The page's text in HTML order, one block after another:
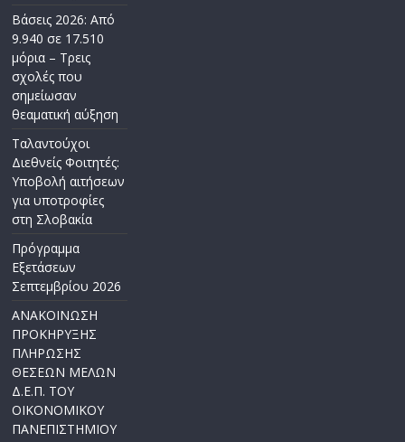
Βάσεις 2026: Από
9.940 σε 17.510
μόρια – Τρεις
σχολές που
σημείωσαν
θεαματική αύξηση
Ταλαντούχοι
Διεθνείς Φοιτητές:
Υποβολή αιτήσεων
για υποτροφίες
στη Σλοβακία
Πρόγραμμα
Εξετάσεων
Σεπτεμβρίου 2026
ΑΝΑΚΟΙΝΩΣΗ
ΠΡΟΚΗΡΥΞΗΣ
ΠΛΗΡΩΣΗΣ
ΘΕΣΕΩΝ ΜΕΛΩΝ
Δ.Ε.Π. ΤΟΥ
ΟΙΚΟΝΟΜΙΚΟΥ
ΠΑΝΕΠΙΣΤΗΜΙΟΥ